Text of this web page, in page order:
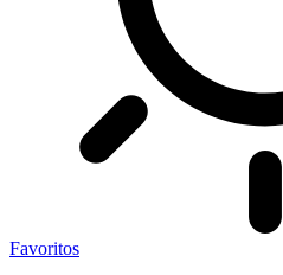
Favoritos